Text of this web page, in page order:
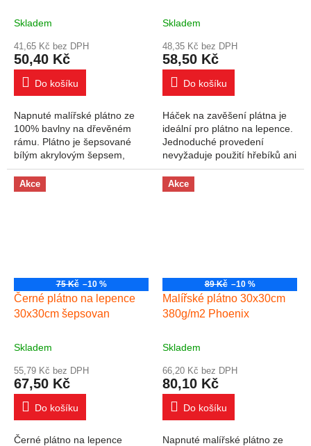
Skladem
41,65 Kč bez DPH
50,40 Kč
Do košíku
Napnuté malířské plátno ze
100% bavlny na dřevěném
rámu. Plátno je šepsované
bílým akrylovým šepsem,
připraveno pro okamžité
použití. Gramáž plátna je
380g/m2, jedná se tedy o...
Skladem
48,35 Kč bez DPH
58,50 Kč
Do košíku
Háček na zavěšení plátna je
ideální pro plátno na lepence.
Jednoduché provedení
nevyžaduje použití hřebíků ani
šroubů. Háček se zatluče do
zadní strany plátna a plátno
je...
Akce
75 Kč –10 %
Černé plátno na lepence
30x30cm šepsovan
Skladem
55,79 Kč bez DPH
67,50 Kč
Do košíku
Černé plátno na lepence
Akce
89 Kč –10 %
Malířské plátno 30x30cm
380g/m2 Phoenix
Skladem
66,20 Kč bez DPH
80,10 Kč
Do košíku
Napnuté malířské plátno ze